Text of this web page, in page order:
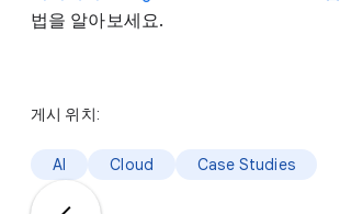
법을 알아보세요.
게시 위치:
AI Cloud Case Studies